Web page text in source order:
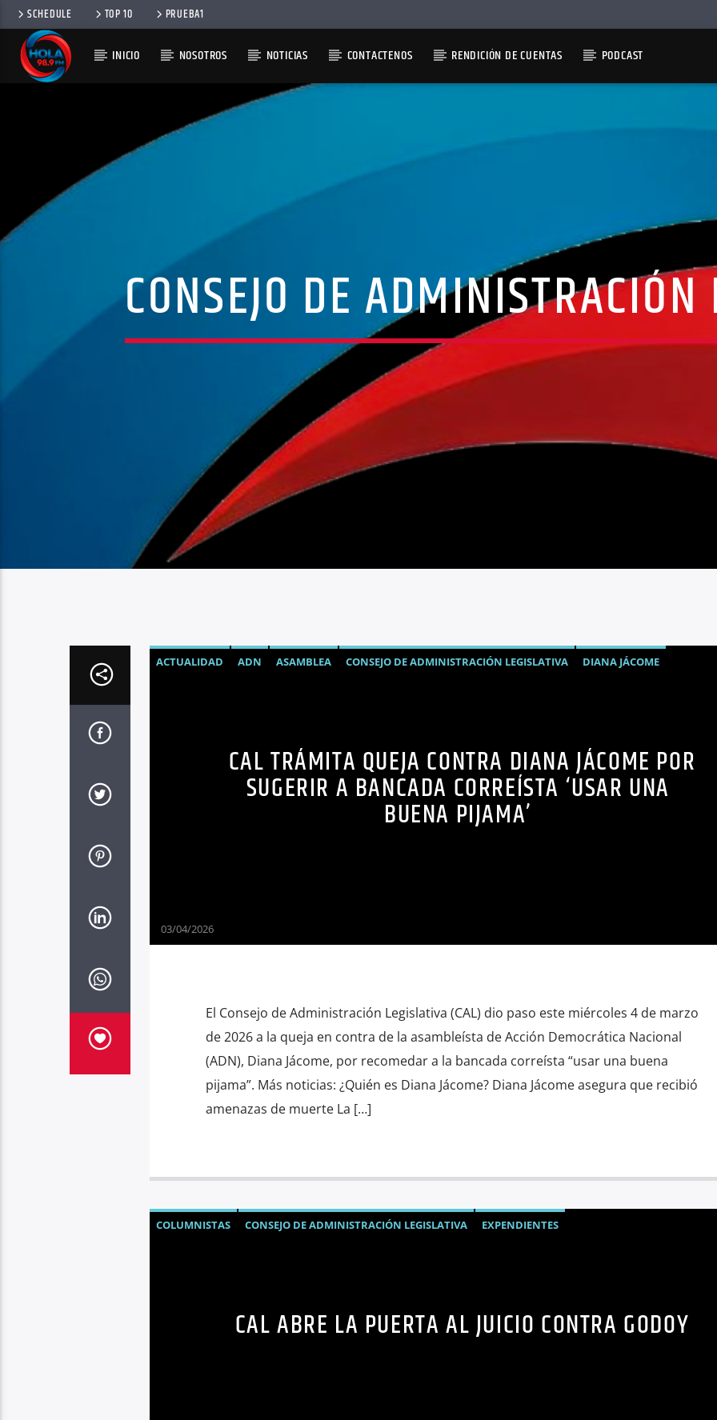
SCHEDULE TOP 10 PRUEBA1
INICIO NOSOTROS NOTICIAS CONTACTENOS RENDICIÓN DE CUENTAS PODCAST
CONSEJO DE
ACTUALIDAD ADN ASAMBLEA CONSEJO DE ADMINISTRACIÓN LEGISLATIVA
DIANA JÁCOME
CAL TRÁMITA QUEJA CONTRA DIANA JÁCOME POR
SUGERIR A BANCADA CORREÍSTA ‘USAR UNA
BUENA PIJAMA’
03/04/2026
El Consejo de Administración Legislativa (CAL) dio paso este miércoles 4 de marzo
de 2026 a la queja en contra de la asambleísta de Acción Democrática Nacional
(ADN), Diana Jácome, por recomedar a la bancada correísta “usar una buena
pijama”. Más noticias: ¿Quién es Diana Jácome? Diana Jácome asegura que recibió
amenazas de muerte La […]
COLUMNISTAS CONSEJO DE ADMINISTRACIÓN LEGISLATIVA
EXPENDIENTES
CAL ABRE LA PUERTA AL JUICIO CONTRA GODOY